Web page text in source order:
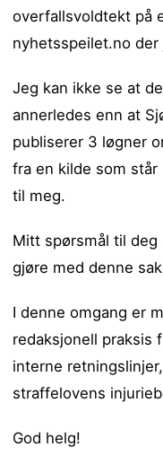
overfallsvoldtekt på
nyhetsspeilet.no
Jeg kan ikke se at
annerledes enn at
publiserer 3 løgner
fra en kilde som
til meg.
Mitt spørsmål til deg
gjøre med denne
I denne omgang er
redaksjonell praksis
interne
straffelovens
God helg!